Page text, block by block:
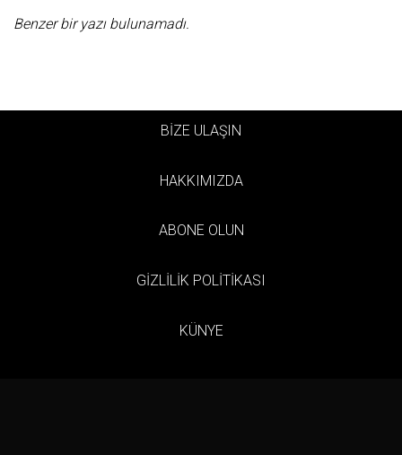
Benzer bir yazı bulunamadı.
BİZE ULAŞIN
HAKKIMIZDA
ABONE OLUN
GİZLİLİK POLİTİKASI
KÜNYE